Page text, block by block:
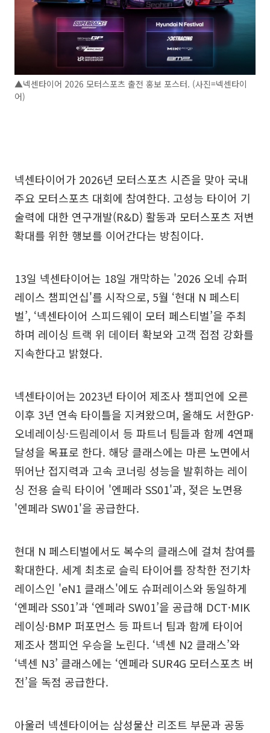
▲넥센타이어 2026 모터스포츠 출전 홍보 포스터. (사진=넥센타이
어)
넥센타이어가 2026년 모터스포츠 시즌을 맞아 국내
주요 모터스포츠 대회에 참여한다. 고성능 타이어 기
술력에 대한 연구개발(R&D) 활동과 모터스포츠 저변
확대를 위한 행보를 이어간다는 방침이다.
13일 넥센타이어는 18일 개막하는 '2026 오네 슈퍼
레이스 챔피언십'를 시작으로, 5월 ‘현대 N 페스티
벌’, ‘넥센타이어 스피드웨이 모터 페스티벌’을 주최
하며 레이싱 트랙 위 데이터 확보와 고객 접점 강화를
지속한다고 밝혔다.
넥센타이어는 2023년 타이어 제조사 챔피언에 오른
이후 3년 연속 타이틀을 지켜왔으며, 올해도 서한GP·
오네레이싱·드림레이서 등 파트너 팀들과 함께 4연패
달성을 목표로 한다. 해당 클래스에는 마른 노면에서
뛰어난 접지력과 고속 코너링 성능을 발휘하는 레이
싱 전용 슬릭 타이어 '엔페라 SS01'과, 젖은 노면용
'엔페라 SW01'을 공급한다.
현대 N 페스티벌에서도 복수의 클래스에 걸쳐 참여를
확대한다. 세계 최초로 슬릭 타이어를 장착한 전기차
레이스인 'eN1 클래스'에도 슈퍼레이스와 동일하게
‘엔페라 SS01’과 ‘엔페라 SW01’을 공급해 DCT·MIK
레이싱·BMP 퍼포먼스 등 파트너 팀과 함께 타이어
제조사 챔피언 우승을 노린다. ‘넥센 N2 클래스’와
‘넥센 N3’ 클래스에는 ‘엔페라 SUR4G 모터스포츠 버
전’을 독점 공급한다.
아울러 넥센타이어는 삼성물산 리조트 부문과 공동